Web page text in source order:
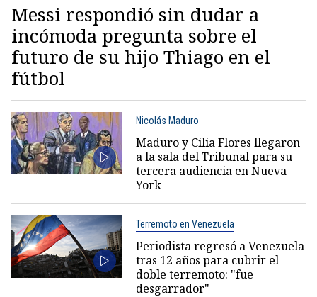
Messi respondió sin dudar a
incómoda pregunta sobre el
futuro de su hijo Thiago en el
fútbol
Nicolás Maduro
Maduro y Cilia Flores llegaron
a la sala del Tribunal para su
tercera audiencia en Nueva
York
Terremoto en Venezuela
Periodista regresó a Venezuela
tras 12 años para cubrir el
doble terremoto: "fue
desgarrador"